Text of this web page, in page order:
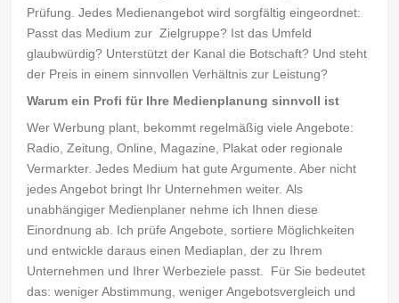
Prüfung. Jedes Medienangebot wird sorgfältig eingeordnet:
Passt das Medium zur Zielgruppe? Ist das Umfeld
glaubwürdig? Unterstützt der Kanal die Botschaft? Und steht
der Preis in einem sinnvollen Verhältnis zur Leistung?
Warum ein Profi für Ihre Medienplanung sinnvoll ist
Wer Werbung plant, bekommt regelmäßig viele Angebote:
Radio, Zeitung, Online, Magazine, Plakat oder regionale
Vermarkter. Jedes Medium hat gute Argumente. Aber nicht
jedes Angebot bringt Ihr Unternehmen weiter. Als
unabhängiger Medienplaner nehme ich Ihnen diese
Einordnung ab. Ich prüfe Angebote, sortiere Möglichkeiten
und entwickle daraus einen Mediaplan, der zu Ihrem
Unternehmen und Ihrer Werbeziele passt. Für Sie bedeutet
das: weniger Abstimmung, weniger Angebotsvergleich und